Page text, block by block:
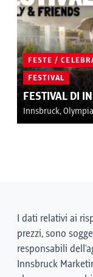
FESTE /
FESTIVAL
FESTIVAL DI
Innsbruck,
I dati relativi ai
prezzi, sono
responsabili
Innsbruck